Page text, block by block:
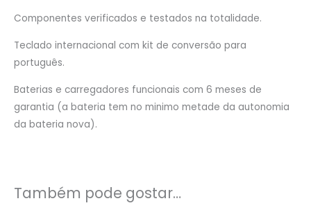
Componentes verificados e testados na totalidade.
Teclado internacional com kit de conversão para
português.
Baterias e carregadores funcionais com 6 meses de
garantia (a bateria tem no minimo metade da autonomia
da bateria nova).
Também pode gostar…